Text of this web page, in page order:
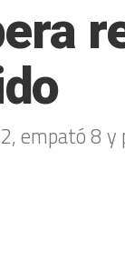
empató 8